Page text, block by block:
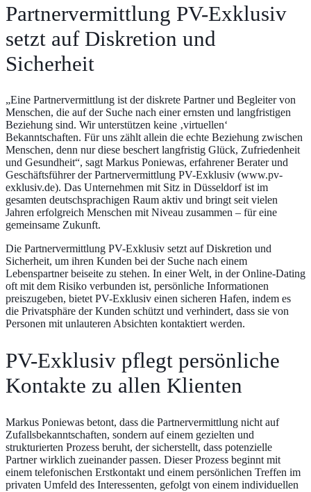
Partnervermittlung PV-Exklusiv
setzt auf Diskretion und
Sicherheit
„Eine Partnervermittlung ist der diskrete Partner und Begleiter von
Menschen, die auf der Suche nach einer ernsten und langfristigen
Beziehung sind. Wir unterstützen keine ‚virtuellen‘
Bekanntschaften. Für uns zählt allein die echte Beziehung zwischen
Menschen, denn nur diese beschert langfristig Glück, Zufriedenheit
und Gesundheit“, sagt Markus Poniewas, erfahrener Berater und
Geschäftsführer der Partnervermittlung PV-Exklusiv (www.pv-
exklusiv.de). Das Unternehmen mit Sitz in Düsseldorf ist im
gesamten deutschsprachigen Raum aktiv und bringt seit vielen
Jahren erfolgreich Menschen mit Niveau zusammen – für eine
gemeinsame Zukunft.
Die Partnervermittlung PV-Exklusiv setzt auf Diskretion und
Sicherheit, um ihren Kunden bei der Suche nach einem
Lebenspartner beiseite zu stehen. In einer Welt, in der Online-Dating
oft mit dem Risiko verbunden ist, persönliche Informationen
preiszugeben, bietet PV-Exklusiv einen sicheren Hafen, indem es
die Privatsphäre der Kunden schützt und verhindert, dass sie von
Personen mit unlauteren Absichten kontaktiert werden.
PV-Exklusiv pflegt persönliche
Kontakte zu allen Klienten
Markus Poniewas betont, dass die Partnervermittlung nicht auf
Zufallsbekanntschaften, sondern auf einem gezielten und
strukturierten Prozess beruht, der sicherstellt, dass potenzielle
Partner wirklich zueinander passen. Dieser Prozess beginnt mit
einem telefonischen Erstkontakt und einem persönlichen Treffen im
privaten Umfeld des Interessenten, gefolgt von einem individuellen